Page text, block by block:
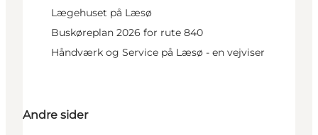
Lægehuset på Læsø
Buskøreplan 2026 for rute 840
Håndværk og Service på Læsø - en vejviser
Andre sider